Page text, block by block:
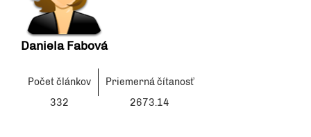
Daniela Fabová
Počet článkov
Priemerná čítanosť
332
2673.14